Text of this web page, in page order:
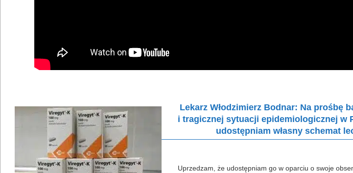
Lekarz Włodzimierz Bodnar: Na prośbę
i tragicznej sytuacji epidemiologicznej w
udostępniam własny schemat
Uprzedzam, że udostępniam go w oparciu o swoje